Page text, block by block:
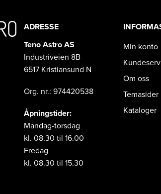
ADRESSE
Teno Astro AS
Industriveien 8B
6517 Kristiansund N
Org. nr.: 974420538
Åpningstider:
Mandag-torsdag
kl. 08.30 til 16.00
Fredag
kl. 08.30 til 15.30
Min konto
Om oss
Temasider
Kataloger